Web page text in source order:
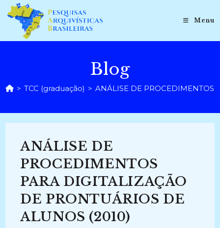
para
conteúdo
Menu
Blog
> TCC (graduação) > ANÁLISE DE PROCEDIMENTOS
ANÁLISE DE
PROCEDIMENTOS
PARA DIGITALIZAÇÃO
DE PRONTUÁRIOS DE
ALUNOS (2010)